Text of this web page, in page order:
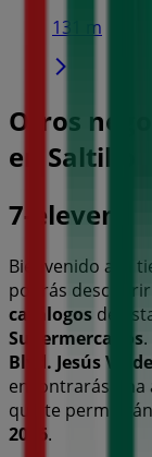
131 m
Otros
en Saltillo
7-eleven
Bienvenido a la
podrás
catálogos de
Supermercados
Blvd. Jesús
encontrarás una
que te
2026.